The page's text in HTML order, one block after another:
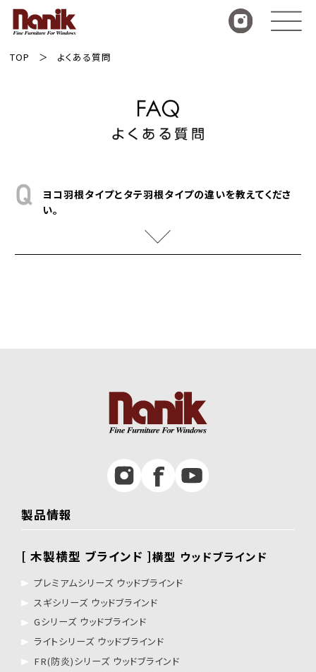
TOP よくある質問
ヨコ羽根タイプとタテ羽根タイプの違いを教えてくださ
い。
製品情報
[ 木製横型 ブラインド ]横型 ウッドブラインド
プレミアムシリーズ ウッドブラインド
スギシリーズ ウッドブラインド
Gシリーズ ウッドブラインド
ライトシリーズ ウッドブラインド
FR(防炎)シリーズ ウッドブラインド